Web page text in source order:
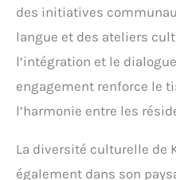
des initiatives
langue et des ateliers
l’intégration et le
engagement renforce le
l’harmonie entre les
La diversité culturelle de
également dans son